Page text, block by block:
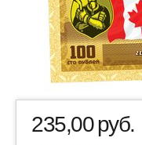
235,00руб.